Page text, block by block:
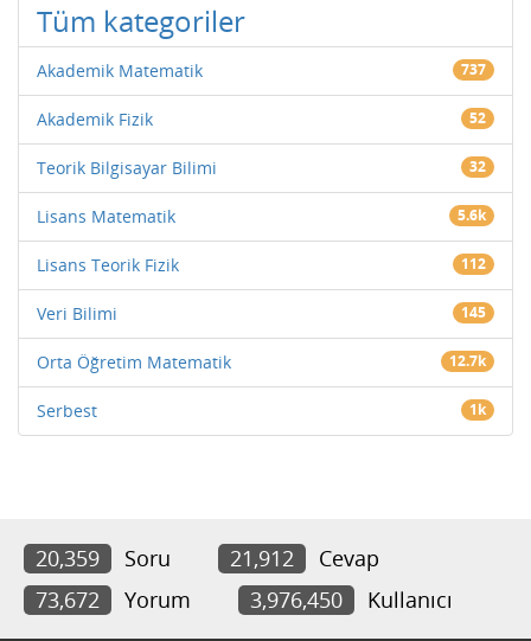
Tüm kategoriler
Akademik Matematik 737
Akademik Fizik 52
Teorik Bilgisayar Bilimi 32
Lisans Matematik 5.6k
Lisans Teorik Fizik 112
Veri Bilimi 145
Orta Öğretim Matematik 12.7k
Serbest 1k
20,359 Soru 21,912
Cevap
73,672
Yorum 3,976,450 Kullanıcı